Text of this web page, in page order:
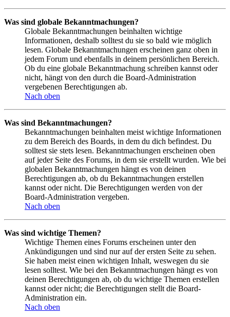
Was sind globale Bekanntmachungen?
Globale Bekanntmachungen beinhalten wichtige
Informationen, deshalb solltest du sie so bald wie möglich
lesen. Globale Bekanntmachungen erscheinen ganz oben in
jedem Forum und ebenfalls in deinem persönlichen Bereich.
Ob du eine globale Bekanntmachung schreiben kannst oder
nicht, hängt von den durch die Board-Administration
vergebenen Berechtigungen ab.
Nach oben
Was sind Bekanntmachungen?
Bekanntmachungen beinhalten meist wichtige Informationen
zu dem Bereich des Boards, in dem du dich befindest. Du
solltest sie stets lesen. Bekanntmachungen erscheinen oben
auf jeder Seite des Forums, in dem sie erstellt wurden. Wie bei
globalen Bekanntmachungen hängt es von deinen
Berechtigungen ab, ob du Bekanntmachungen erstellen
kannst oder nicht. Die Berechtigungen werden von der
Board-Administration vergeben.
Nach oben
Was sind wichtige Themen?
Wichtige Themen eines Forums erscheinen unter den
Ankündigungen und sind nur auf der ersten Seite zu sehen.
Sie haben meist einen wichtigen Inhalt, weswegen du sie
lesen solltest. Wie bei den Bekanntmachungen hängt es von
deinen Berechtigungen ab, ob du wichtige Themen erstellen
kannst oder nicht; die Berechtigungen stellt die Board-
Administration ein.
Nach oben